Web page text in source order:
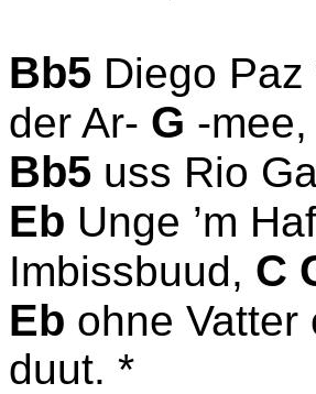
Bb5 Diego
der Ar- G -
Bb5 uss Rio
Eb Unge ’m
Imbissbuud, C
Eb ohne
duut. *